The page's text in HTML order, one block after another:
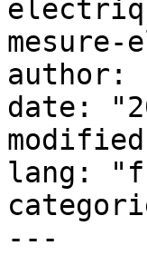
author:
date:
lang:
---